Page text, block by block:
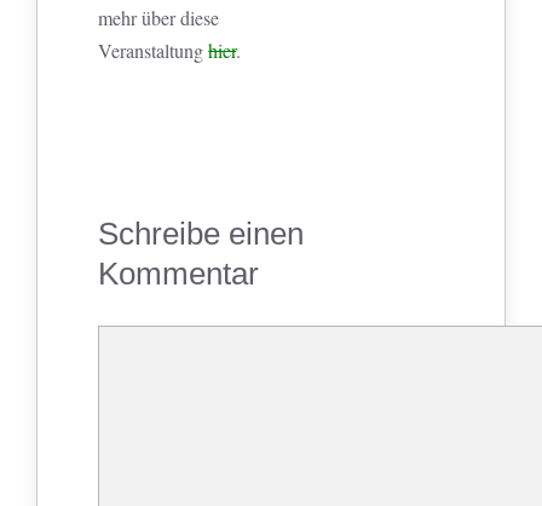
mehr über diese
Veranstaltunghier.
Schreibe einen
Kommentar